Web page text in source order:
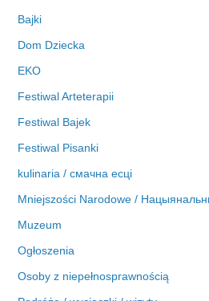
Bajki
Dom Dziecka
EKO
Festiwal Arteterapii
Festiwal Bajek
Festiwal Pisanki
kulinaria / смачна есці
Mniejszości Narodowe /
Muzeum
Ogłoszenia
Osoby z niepełnosprawnością